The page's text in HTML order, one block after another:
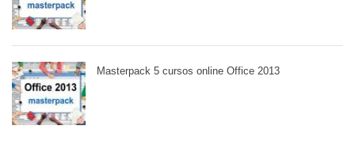
Masterpack 5 cursos online Office 2013